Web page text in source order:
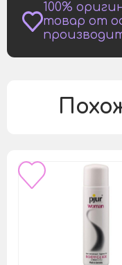
100%
товар от